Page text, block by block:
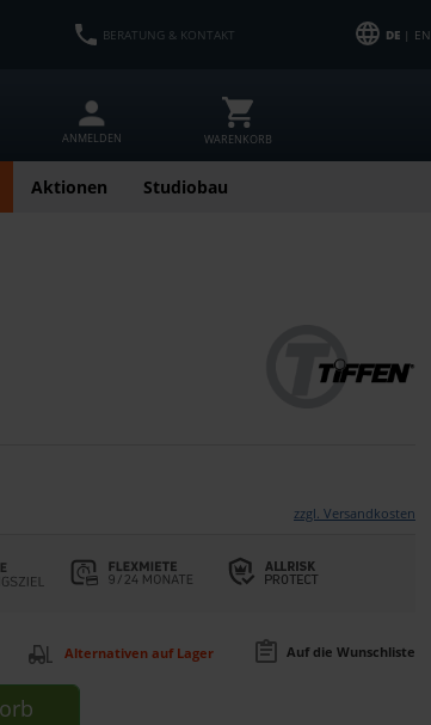
BERATUNG & KONTAKT DE| EN
ANMELDEN WARENKORB
Aktionen Studiobau
zzgl. Versandkosten
Alternativen auf Lager Auf die Wunschliste